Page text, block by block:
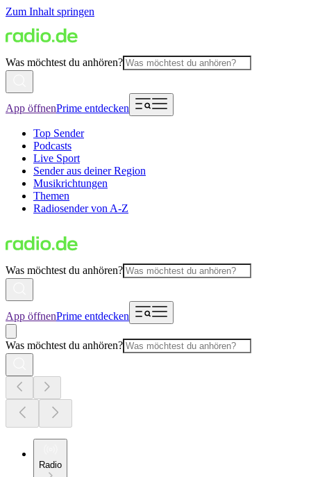
Zum Inhalt springen
Was möchtest du anhören?
App öffnenPrime entdecken
Top Sender
Podcasts
Live Sport
Sender aus deiner Region
Musikrichtungen
Themen
Radiosender von A-Z
Was möchtest du anhören?
App öffnenPrime entdecken
Was möchtest du anhören?
Radio